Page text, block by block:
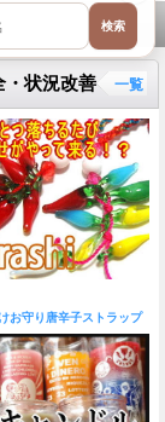
お問い合せ
・状況改善
お守り唐辛子ストラップ
一覧
検索